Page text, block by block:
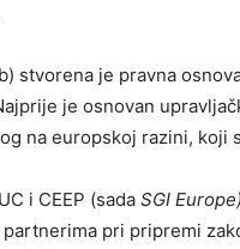
stvorena je pravna
je osnovan
na europskoj razini, koji
i CEEP (sada SGI Europe)
pri pripremi